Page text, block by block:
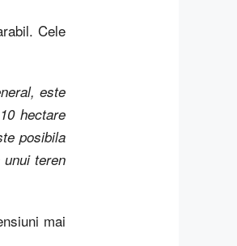
Cele
este
hectare
posibila
teren
mai